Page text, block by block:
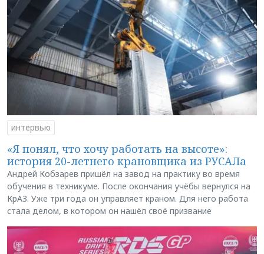
интервью
«Я понял, что хочу работать на высоте»:
история 20-летнего крановщика из РУСАЛа
Андрей Кобзарев пришёл на завод на практику во время
обучения в техникуме. После окончания учёбы вернулся на
КрАЗ. Уже три года он управляет краном. Для него работа
стала делом, в котором он нашёл своё призвание